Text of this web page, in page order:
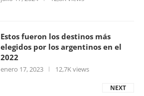
Estos fueron los destinos más
elegidos por los argentinos en el
2022
enero 17, 2023 12,7K views
NEXT